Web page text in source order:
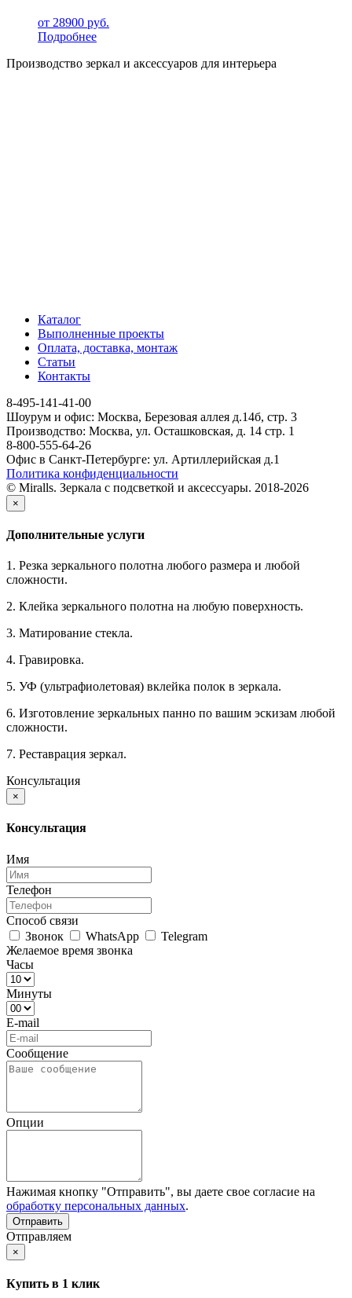
от 28900 руб.
Подробнее
Производство зеркал и аксессуаров для интерьера
Каталог
Выполненные проекты
Оплата, доставка, монтаж
Статьи
Контакты
8-495-141-41-00
Шоурум и офис: Москва, Березовая аллея д.14б, стр. 3
Производство: Москва, ул. Осташковская, д. 14 стр. 1
8-800-555-64-26
Офис в Санкт-Петербурге: ул. Артиллерийская д.1
Политика конфиденциальности
© Miralls. Зеркала с подсветкой и аксессуары. 2018-2026
×
Дополнительные услуги
1. Резка зеркального полотна любого размера и любой
сложности.
2. Клейка зеркального полотна на любую поверхность.
3. Матирование стекла.
4. Гравировка.
5. УФ (ультрафиолетовая) вклейка полок в зеркала.
6. Изготовление зеркальных панно по вашим эскизам любой
сложности.
7. Реставрация зеркал.
Консультация
×
Консультация
Имя
Телефон
Способ связи
Звонок
WhatsApp
Telegram
Желаемое время звонка
Часы
Минуты
E-mail
Сообщение
Опции
Нажимая кнопку "Отправить", вы даете свое согласие на
обработку персональных данных.
Отправляем
×
Купить в 1 клик